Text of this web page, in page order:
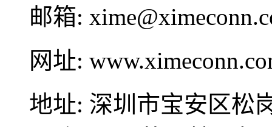
邮箱:
网址:
地址: 深圳市宝安区松